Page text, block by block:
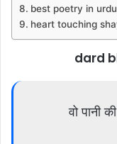
best poetry in
heart touching
dard
वो पानी